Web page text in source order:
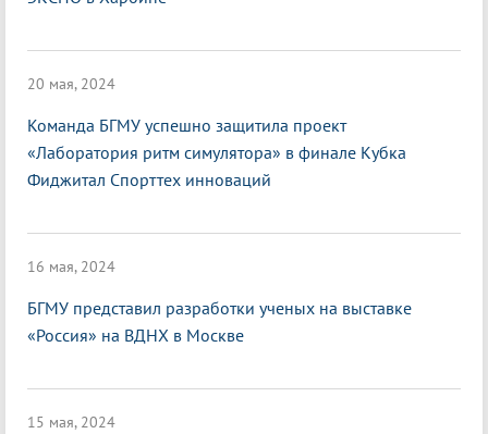
20 мая, 2024
Команда БГМУ успешно защитила проект
«Лаборатория ритм симулятора» в финале Кубка
Фиджитал Спорттех инноваций
16 мая, 2024
БГМУ представил разработки ученых на выставке
«Россия» на ВДНХ в Москве
15 мая, 2024